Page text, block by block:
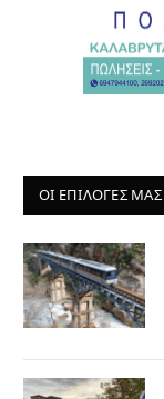
ΟΙ ΕΠΙΛΟΓΈΣ ΜΑΣ